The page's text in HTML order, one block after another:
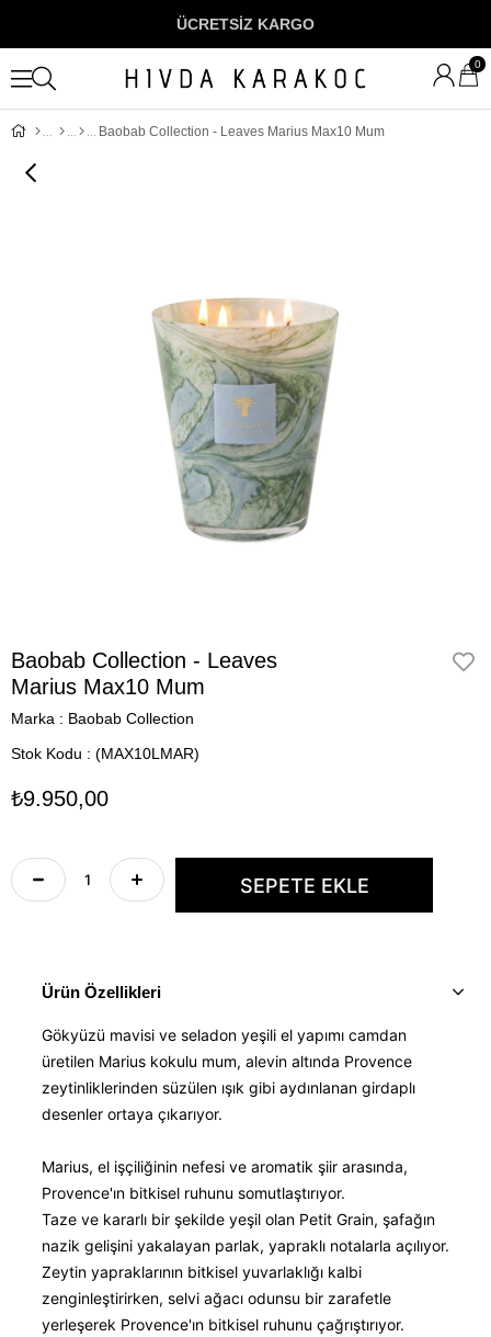
ÜCRETSİZ KARGO
0
Baobab Collection - Leaves Marius Max10 Mum
Baobab Collection - Leaves
Marius Max10 Mum
Marka : Baobab Collection
Stok Kodu
(MAX10LMAR)
₺9.950,00
Ürün Özellikleri
Gökyüzü mavisi ve seladon yeşili el yapımı camdan
üretilen Marius kokulu mum, alevin altında Provence
zeytinliklerinden süzülen ışık gibi aydınlanan girdaplı
desenler ortaya çıkarıyor.
Marius, el işçiliğinin nefesi ve aromatik şiir arasında,
Provence'ın bitkisel ruhunu somutlaştırıyor.
Taze ve kararlı bir şekilde yeşil olan Petit Grain, şafağın
nazik gelişini yakalayan parlak, yapraklı notalarla açılıyor.
Zeytin yapraklarının bitkisel yuvarlaklığı kalbi
zenginleştirirken, selvi ağacı odunsu bir zarafetle
yerleşerek Provence'ın bitkisel ruhunu çağrıştırıyor.